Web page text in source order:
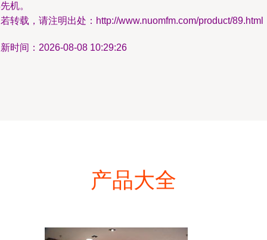
机。
转载，请注明出处：http://www.nuomfm.com/product/89.html
时间：2026-08-08 10:29:26
产品大全